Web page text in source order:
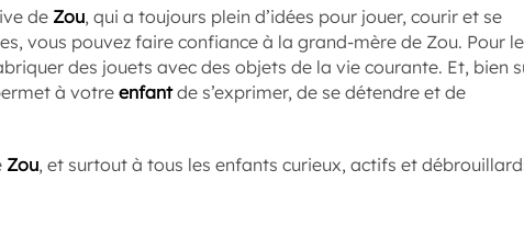
de Zou, qui a toujours plein d’idées pour jouer, courir et se
vous pouvez faire confiance à la grand-mère de Zou. Pour le
des jouets avec des objets de la vie courante. Et, bien
à votre enfantde s’exprimer, de se détendre et de
Zou, et surtout à tous les enfants curieux, actifs et